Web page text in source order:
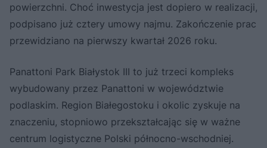
powierzchni. Choć inwestycja jest dopiero w realizacji,
podpisano już cztery umowy najmu. Zakończenie prac
przewidziano na pierwszy kwartał 2026 roku.
Panattoni Park Białystok III to już trzeci kompleks
wybudowany przez Panattoni w województwie
podlaskim. Region Białegostoku i okolic zyskuje na
znaczeniu, stopniowo przekształcając się w ważne
centrum logistyczne Polski północno-wschodniej.